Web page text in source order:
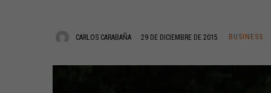
CARLOS CARABAÑA 29 DE DICIEMBRE DE 2015 BUSINESS